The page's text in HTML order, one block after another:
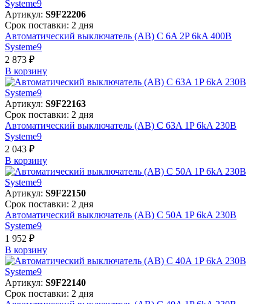
Артикул: S9F22206
Срок поставки: 2 дня
Автоматический выключатель (АВ) C 6A 2P 6kA 400В
Systeme9
2 873 ₽
В корзинy
Артикул: S9F22163
Срок поставки: 2 дня
Автоматический выключатель (АВ) C 63A 1P 6kA 230В
Systeme9
2 043 ₽
В корзинy
Артикул: S9F22150
Срок поставки: 2 дня
Автоматический выключатель (АВ) C 50A 1P 6kA 230В
Systeme9
1 952 ₽
В корзинy
Артикул: S9F22140
Срок поставки: 2 дня